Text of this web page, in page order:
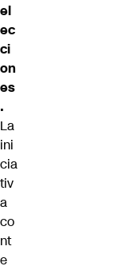
el
ec
ci
on
es
.
La
ini
cia
tiv
a
co
nt
e